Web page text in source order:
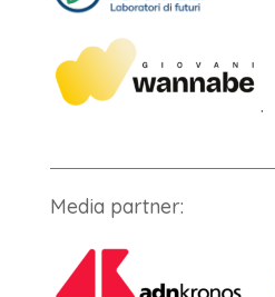
.
Media partner: